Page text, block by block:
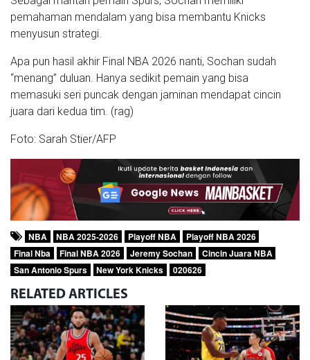
pemahaman mendalam yang bisa membantu Knicks
menyusun strategi.
Apa pun hasil akhir Final NBA 2026 nanti, Sochan sudah
“menang” duluan. Hanya sedikit pemain yang bisa
memasuki seri puncak dengan jaminan mendapat cincin
juara dari kedua tim. (rag)
Foto: Sarah Stier/AFP
NBA NBA 2025-2026 Playoff NBA
Playoff NBA 2026
Final Nba
Final NBA 2026 Jeremy Sochan
Cincin Juara NBA
San Antonio Spurs
New York Knicks 020626
RELATED ARTICLES